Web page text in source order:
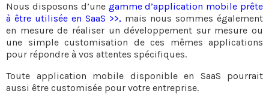
Nous disposons d’une gamme d’application mobile prête
à être utilisée en SaaS >>, mais nous sommes également
en mesure de réaliser un développement sur mesure ou
une simple customisation de ces mêmes applications
pour répondre à vos attentes spécifiques.
Toute application mobile disponible en SaaS pourrait
aussi être customisée pour votre entreprise.